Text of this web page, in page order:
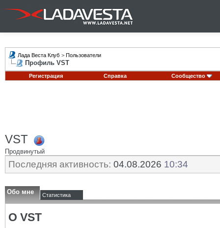
Лада Веста Клуб > Пользователи
Профиль VST
Регистрация Справка Сообщество
VST
Продвинутый
Последняя активность: 04.08.2026 10:34
Обо мне Статистика
О VST